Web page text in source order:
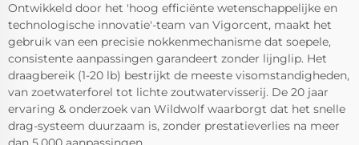
Ontwikkeld door het 'hoog efficiënte wetenschappelijke en
technologische innovatie'-team van Vigorcent, maakt het
gebruik van een precisie nokkenmechanisme dat soepele,
consistente aanpassingen garandeert zonder lijnglip. Het
draagbereik (1-20 lb) bestrijkt de meeste visomstandigheden,
van zoetwaterforel tot lichte zoutwatervisserij. De 20 jaar
ervaring & onderzoek van Wildwolf waarborgt dat het snelle
drag-systeem duurzaam is, zonder prestatieverlies na meer